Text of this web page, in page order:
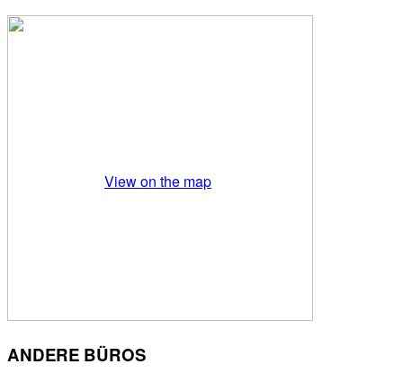
View on the map
ANDERE BÜROS